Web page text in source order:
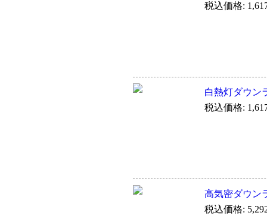
税込価格:
白熱灯ダウン
税込価格:
高気密ダウン
税込価格: